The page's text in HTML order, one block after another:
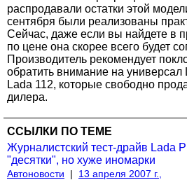
распродавали остатки этой
сентября были реализованы
Сейчас, даже если вы найдете в
по цене она скорее всего будет
Производитель рекомендует
обратить внимание на универсал
Lada 112, которые свободно
дилера.
ССЫЛКИ ПО ТЕМЕ
Журналистский тест-драйв Lada
"десятки", но хуже иномарки
Автоновости | 13 апреля 2007 г.,